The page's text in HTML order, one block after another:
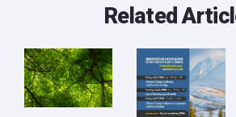
Related